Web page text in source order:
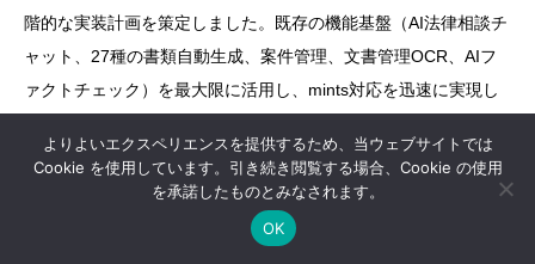
階的な実装計画を策定しました。既存の機能基盤（AI法律相談チ
ャット、27種の書類自動生成、案件管理、文書管理OCR、AIフ
ァクトチェック）を最大限に活用し、mints対応を迅速に実現し
Phase 1：即時対応（2026年
よりよいエクスペリエンスを提供するため、当ウェブサイトでは
Cookie を使用しています。引き続き閲覧する場合、Cookie の使用
を承諾したものとみなされます。
OK